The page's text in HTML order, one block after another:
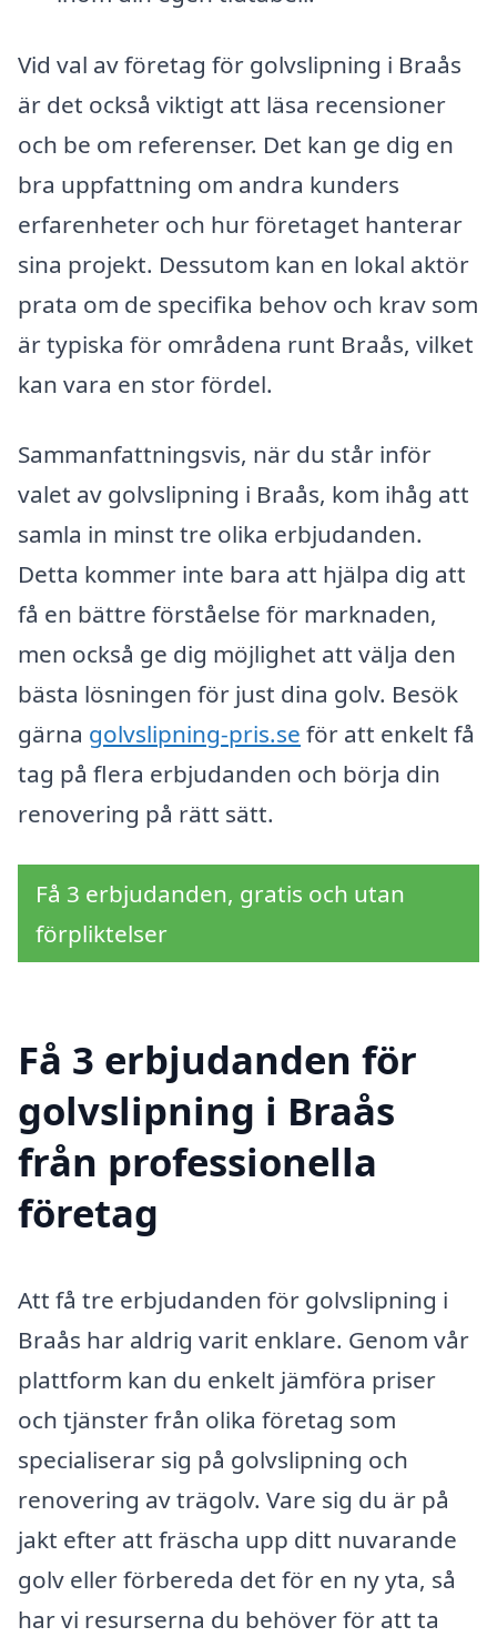
Vid val av företag för golvslipning i Braås
är det också viktigt att läsa recensioner
och be om referenser. Det kan ge dig en
bra uppfattning om andra kunders
erfarenheter och hur företaget hanterar
sina projekt. Dessutom kan en lokal aktör
prata om de specifika behov och krav som
är typiska för områdena runt Braås, vilket
kan vara en stor fördel.
Sammanfattningsvis, när du står inför
valet av golvslipning i Braås, kom ihåg att
samla in minst tre olika erbjudanden.
Detta kommer inte bara att hjälpa dig att
få en bättre förståelse för marknaden,
men också ge dig möjlighet att välja den
bästa lösningen för just dina golv. Besök
gärna golvslipning-pris.se för att enkelt få
tag på flera erbjudanden och börja din
renovering på rätt sätt.
Få 3 erbjudanden, gratis och utan
förpliktelser
Få 3 erbjudanden för
golvslipning i Braås
från professionella
företag
Att få tre erbjudanden för golvslipning i
Braås har aldrig varit enklare. Genom vår
plattform kan du enkelt jämföra priser
och tjänster från olika företag som
specialiserar sig på golvslipning och
renovering av trägolv. Vare sig du är på
jakt efter att fräscha upp ditt nuvarande
golv eller förbereda det för en ny yta, så
har vi resurserna du behöver för att ta